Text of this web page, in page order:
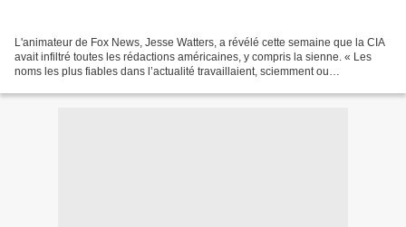
L'animateur de Fox News, Jesse Watters, a révélé cette semaine que la CIA
avait infiltré toutes les rédactions américaines, y compris la sienne. « Les
noms les plus fiables dans l’actualité travaillaient, sciemment ou